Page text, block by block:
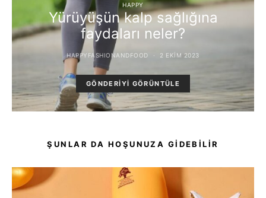
HAPPY
Yürüyüşün kalp sağlığına
faydaları neler?
HAPPYFASHIONANDFOOD 2 EKIM 2023
GÖNDERIYI GÖRÜNTÜLE
ŞUNLAR DA HOŞUNUZA GIDEBILIR